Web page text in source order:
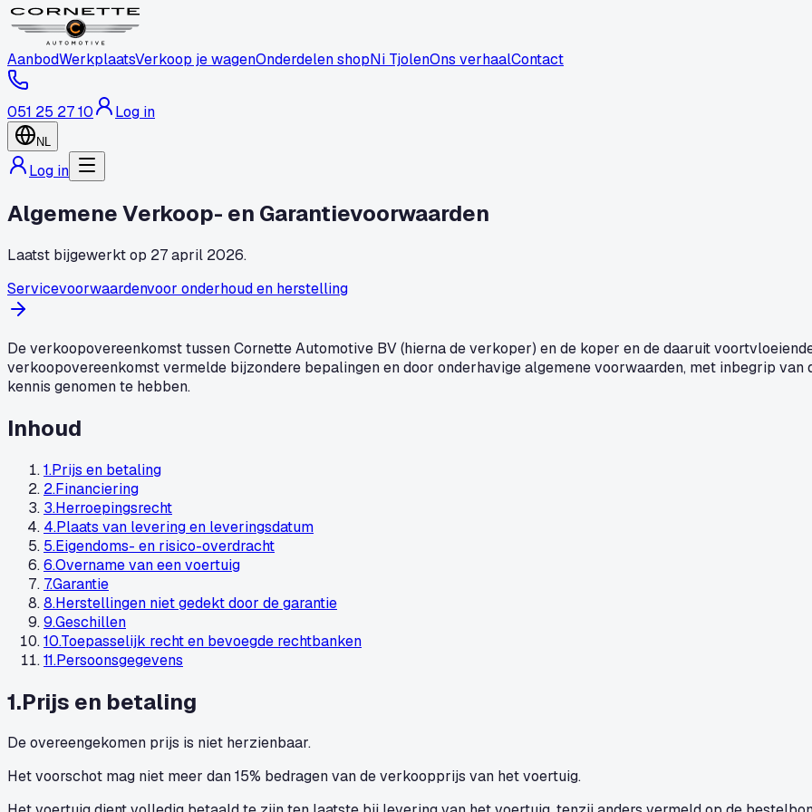
AanbodWerkplaatsVerkoop je wagenOnderdelen shopNi TjolenOns verhaalContact
051 25 27 10 Log in
NL
Log in
Algemene Verkoop- en Garantievoorwaarden
Laatst bijgewerkt op 27 april 2026.
Servicevoorwaardenvoor onderhoud en herstelling
De verkoopovereenkomst tussen Cornette Automotive BV (hierna de verkoper) en de koper en de daaruit
verkoopovereenkomst vermelde bijzondere bepalingen en door onderhavige algemene voorwaarden, met inbegrip
kennis genomen te hebben.
Inhoud
1.Prijs en betaling
2.Financiering
3.Herroepingsrecht
4.Plaats van levering en leveringsdatum
5.Eigendoms- en risico-overdracht
6.Overname van een voertuig
7.Garantie
8.Herstellingen niet gedekt door de garantie
9.Geschillen
10.Toepasselijk recht en bevoegde rechtbanken
11.Persoonsgegevens
1.Prijs en betaling
De overeengekomen prijs is niet herzienbaar.
Het voorschot mag niet meer dan 15% bedragen van de verkoopprijs van het voertuig.